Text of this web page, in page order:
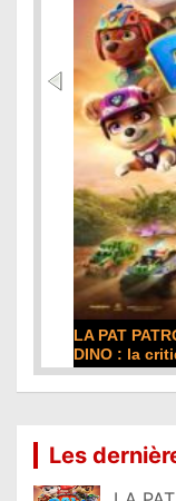
LA PAT
DINO : la
Les